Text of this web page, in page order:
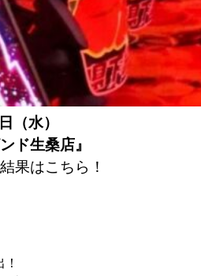
（水）
ド生桑店』
果はこちら！